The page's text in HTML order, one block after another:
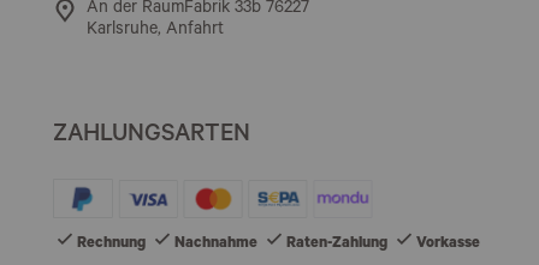
An der RaumFabrik 33b 76227
Karlsruhe, Anfahrt
ZAHLUNGSARTEN
Rechnung Nachnahme Raten-Zahlung Vorkasse